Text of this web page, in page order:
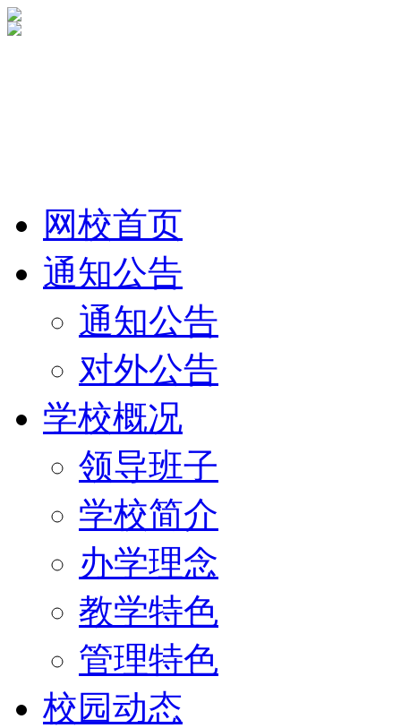
网校首页
通知公告
通知公告
对外公告
学校概况
领导班子
学校简介
办学理念
教学特色
管理特色
校园动态